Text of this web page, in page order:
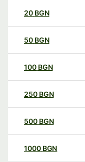
20 BGN
50 BGN
100 BGN
250 BGN
500 BGN
1000 BGN